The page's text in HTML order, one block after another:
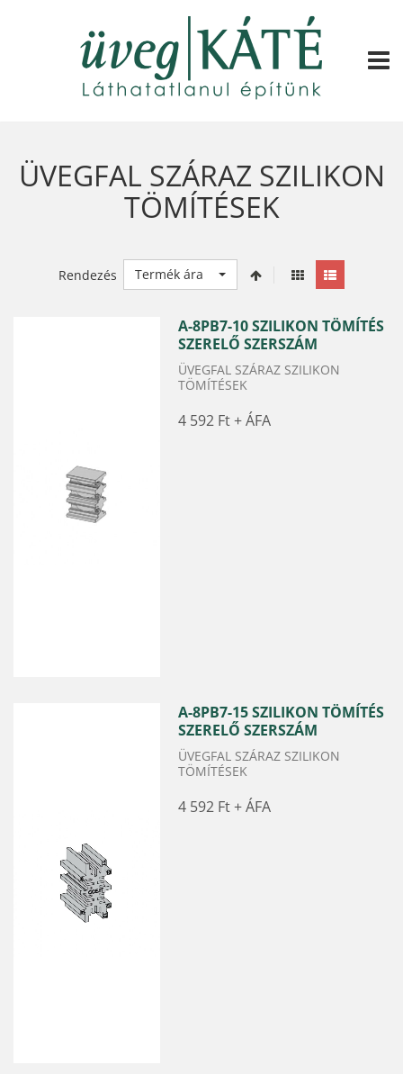
ÜVEGFAL SZÁRAZ SZILIKON
TÖMÍTÉSEK
Rendezés Termék ára
A-8PB7-10 SZILIKON TÖMÍTÉS
SZERELŐ SZERSZÁM
ÜVEGFAL SZÁRAZ SZILIKON
TÖMÍTÉSEK
4 592 Ft
A-8PB7-15 SZILIKON TÖMÍTÉS
SZERELŐ SZERSZÁM
ÜVEGFAL SZÁRAZ SZILIKON
TÖMÍTÉSEK
4 592 Ft